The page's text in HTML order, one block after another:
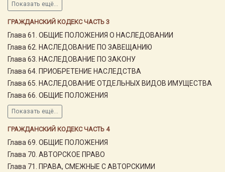
Показать ещё...
ГРАЖДАНСКИЙ КОДЕКС ЧАСТЬ 3
Глава 61. ОБЩИЕ ПОЛОЖЕНИЯ О НАСЛЕДОВАНИИ
Глава 62. НАСЛЕДОВАНИЕ ПО ЗАВЕЩАНИЮ
Глава 63. НАСЛЕДОВАНИЕ ПО ЗАКОНУ
Глава 64. ПРИОБРЕТЕНИЕ НАСЛЕДСТВА
Глава 65. НАСЛЕДОВАНИЕ ОТДЕЛЬНЫХ ВИДОВ ИМУЩЕСТВА
Глава 66. ОБЩИЕ ПОЛОЖЕНИЯ
Показать ещё...
ГРАЖДАНСКИЙ КОДЕКС ЧАСТЬ 4
Глава 69. ОБЩИЕ ПОЛОЖЕНИЯ
Глава 70. АВТОРСКОЕ ПРАВО
Глава 71. ПРАВА, СМЕЖНЫЕ С АВТОРСКИМИ